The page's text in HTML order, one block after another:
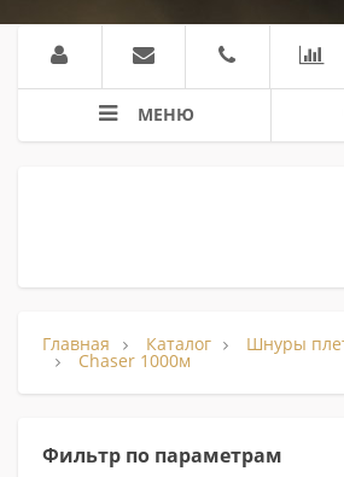
МЕНЮ
Главная Каталог Шнуры
Chaser 1000м
Фильтр по параметрам